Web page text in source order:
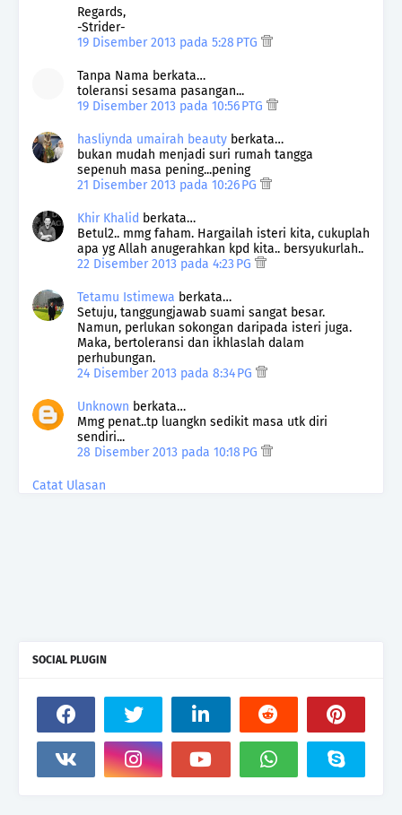
Regards,
-Strider-
19 Disember 2013 pada 5:28 PTG
Tanpa Nama berkata…
toleransi sesama pasangan...
19 Disember 2013 pada 10:56 PTG
hasliynda umairah beauty berkata…
bukan mudah menjadi suri rumah tangga
sepenuh masa pening...pening
21 Disember 2013 pada 10:26 PG
Khir Khalid berkata…
Betul2.. mmg faham. Hargailah isteri kita, cukuplah
apa yg Allah anugerahkan kpd kita.. bersyukurlah..
22 Disember 2013 pada 4:23 PG
Tetamu Istimewa berkata…
Setuju, tanggungjawab suami sangat besar.
Namun, perlukan sokongan daripada isteri juga.
Maka, bertoleransi dan ikhlaslah dalam
perhubungan.
24 Disember 2013 pada 8:34 PG
Unknown berkata…
Mmg penat..tp luangkn sedikit masa utk diri
sendiri...
28 Disember 2013 pada 10:18 PG
Catat Ulasan
SOCIAL PLUGIN